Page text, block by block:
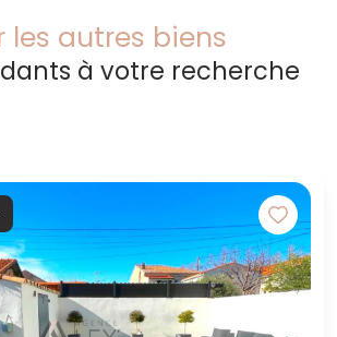
les autres biens
à votre recherche